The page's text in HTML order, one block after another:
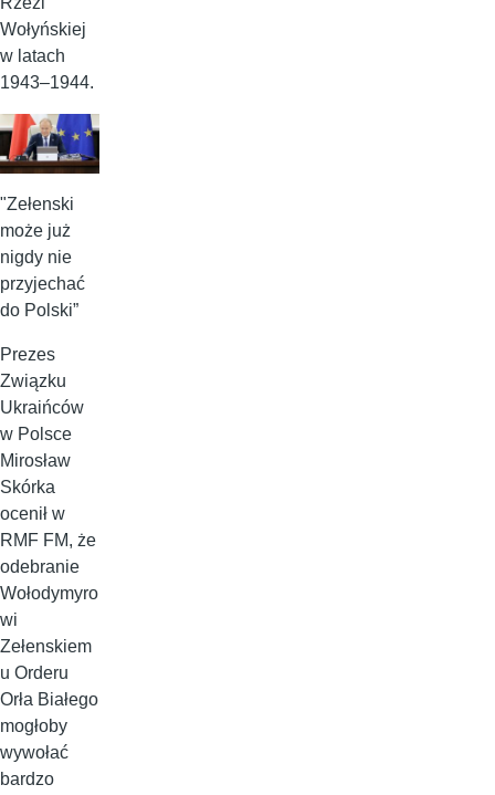
Wołyńskiej
w latach
1943–1944.
"Zełenski
może już
nigdy nie
przyjechać
do Polski”
Prezes
Związku
Ukraińców
w Polsce
Mirosław
Skórka
ocenił w
RMF FM, że
odebranie
Wołodymyro
wi
Zełenskiem
u Orderu
Orła Białego
mogłoby
wywołać
bardzo